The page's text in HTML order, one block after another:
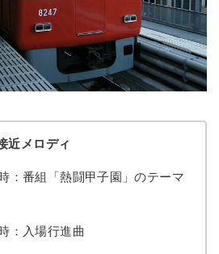
近メロディ
：番組「熱闘甲子園」のテーマ
：入場行進曲